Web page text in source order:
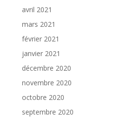
avril 2021
mars 2021
février 2021
janvier 2021
décembre 2020
novembre 2020
octobre 2020
septembre 2020